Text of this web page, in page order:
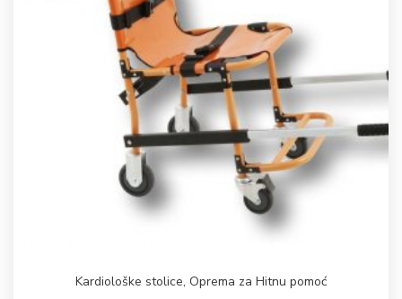
Kardiološke stolice, Oprema za Hitnu pomoć